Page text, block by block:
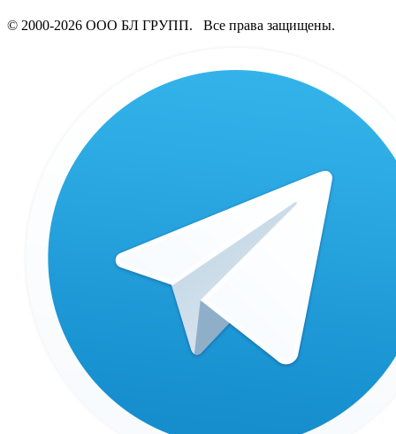
© 2000-2026 ООО БЛ ГРУПП. Все права защищены.